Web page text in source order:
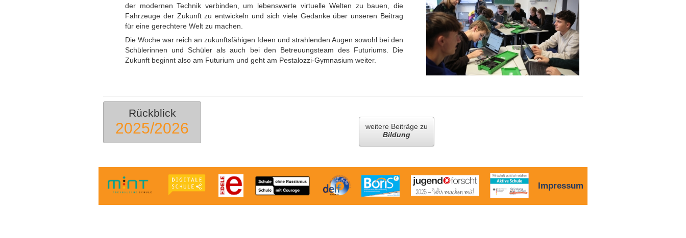
der modernen Technik verbinden, um lebenswerte virtuelle Welten zu bauen, die
Fahrzeuge der Zukunft zu entwickeln und sich viele Gedanke über unseren Beitrag
für eine gerechtere Welt zu machen.
Die Woche war reich an zukunftsfähigen Ideen und strahlenden Augen sowohl bei den
Schülerinnen und Schüler als auch bei den Betreuungsteam des Futuriums. Die
Zukunft beginnt also am Futurium und geht am Pestalozzi-Gymnasium weiter.
Rückblick
2025/2026
weitere Beiträge zu
Bildung
Impressum